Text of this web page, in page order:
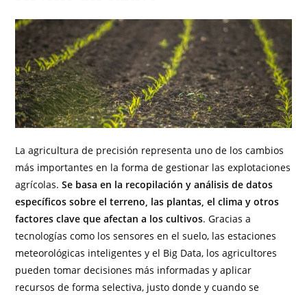
La agricultura de precisión representa uno de los cambios
más importantes en la forma de gestionar las explotaciones
agrícolas.Se basa en la recopilación y análisis de datos
específicos sobre el terreno, las plantas, el clima y otros
factores clave que afectan a los cultivos. Gracias a
tecnologías como los sensores en el suelo, las estaciones
meteorológicas inteligentes y el Big Data, los agricultores
pueden tomar decisiones más informadas y aplicar
recursos de forma selectiva, justo donde y cuando se